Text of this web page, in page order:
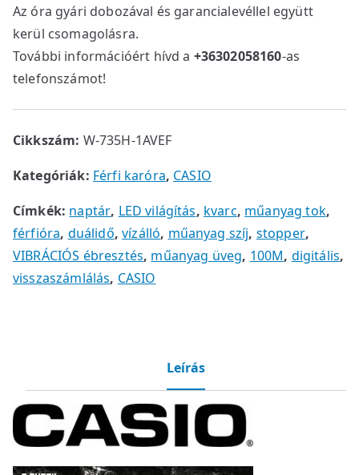
Az óra gyári dobozával és garancialevéllel együtt
kerül csomagolásra.
További információért hívd a +36302058160-as
telefonszámot!
Cikkszám: W-735H-1AVEF
Kategóriák: Férfi karóra, CASIO
Címkék: naptár, LED világítás, kvarc, műanyag tok,
férfióra, duálidő,vízálló, műanyag szíj, stopper,
VIBRÁCIÓS ébresztés, műanyag üveg, 100M, digitális,
visszaszámlálás, CASIO
Leírás